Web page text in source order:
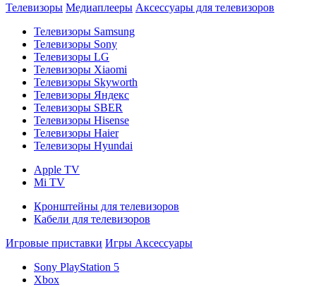
Телевизоры Медиаплееры Аксессуары для телевизоров
Телевизоры Samsung
Телевизоры Sony
Телевизоры LG
Телевизоры Xiaomi
Телевизоры Skyworth
Телевизоры Яндекс
Телевизоры SBER
Телевизоры Hisense
Телевизоры Haier
Телевизоры Hyundai
Apple TV
Mi TV
Кронштейны для телевизоров
Кабели для телевизоров
Игровые приставки Игры Аксессуары
Sony PlayStation 5
Xbox